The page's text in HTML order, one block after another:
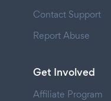
Contact Support
Report Abuse
Get Involved
Affiliate Program